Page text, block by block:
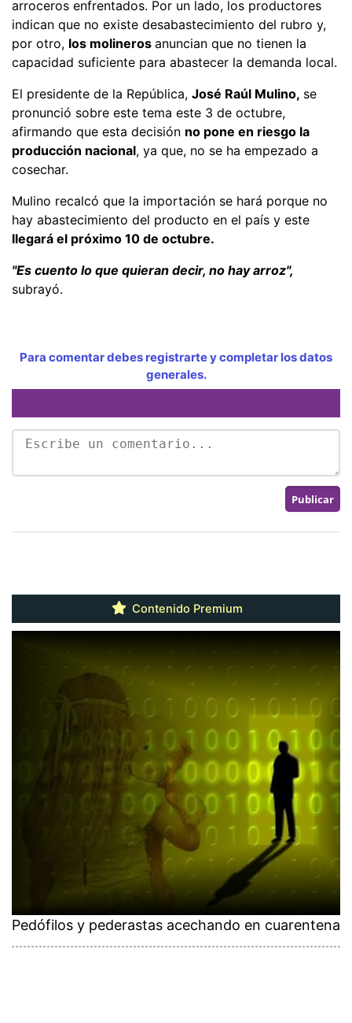
arroceros enfrentados. Por un lado, los productores
indican que no existe desabastecimiento del rubro y,
por otro, los molineros anuncian que no tienen la
capacidad suficiente para abastecer la demanda local.
El presidente de la República, José Raúl Mulino, se
pronunció sobre este tema este 3 de octubre,
afirmando que esta decisión no pone en riesgo la
producción nacional, ya que, no se ha empezado a
cosechar.
Mulino recalcó que la importación se hará porque no
hay abastecimiento del producto en el país y este
llegará el próximo 10 de octubre.
"Es cuento lo que quieran decir, no hay arroz",
subrayó.
Para comentar debes registrarte y completar los datos
generales.
Contenido Premium
Pedófilos y pederastas acechando en cuarentena